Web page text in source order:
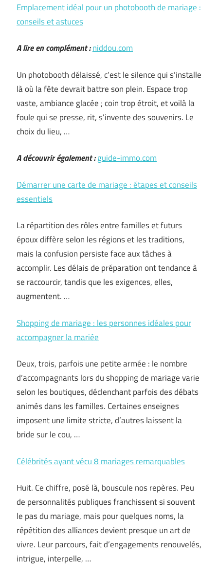
Emplacement idéal pour un photobooth de mariage :
conseils et astuces
A lire en complément :niddou.com
Un photobooth délaissé, c’est le silence qui s’installe
là où la fête devrait battre son plein. Espace trop
vaste, ambiance glacée ; coin trop étroit, et voilà la
foule qui se presse, rit, s’invente des souvenirs. Le
choix du lieu, …
A découvrir également :guide-immo.com
Démarrer une carte de mariage : étapes et conseils
essentiels
La répartition des rôles entre familles et futurs
époux diffère selon les régions et les traditions,
mais la confusion persiste face aux tâches à
accomplir. Les délais de préparation ont tendance à
se raccourcir, tandis que les exigences, elles,
augmentent. …
Shopping de mariage : les personnes idéales pour
accompagner la mariée
Deux, trois, parfois une petite armée : le nombre
d’accompagnants lors du shopping de mariage varie
selon les boutiques, déclenchant parfois des débats
animés dans les familles. Certaines enseignes
imposent une limite stricte, d’autres laissent la
bride sur le cou, …
Célébrités ayant vécu 8 mariages remarquables
Huit. Ce chiffre, posé là, bouscule nos repères. Peu
de personnalités publiques franchissent si souvent
le pas du mariage, mais pour quelques noms, la
répétition des alliances devient presque un art de
vivre. Leur parcours, fait d’engagements renouvelés,
intrigue, interpelle, …